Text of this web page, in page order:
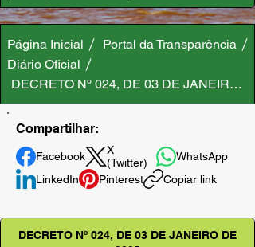
Página Inicial
Portal da Transparência
Diário Oficial
DECRETO Nº 024, DE 03 DE JANEIRO
Compartilhar:
Facebook
X
(Twitter)
WhatsApp
LinkedIn
Pinterest Copiar link
DECRETO Nº 024, DE 03 DE JANEIRO DE